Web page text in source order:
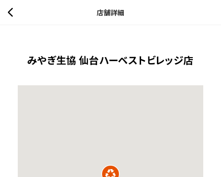
店舗詳細
みやぎ生協 仙台ハーベストビレッジ店